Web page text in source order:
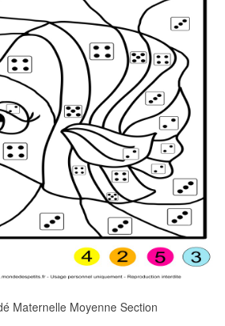
Maternelle Moyenne Section